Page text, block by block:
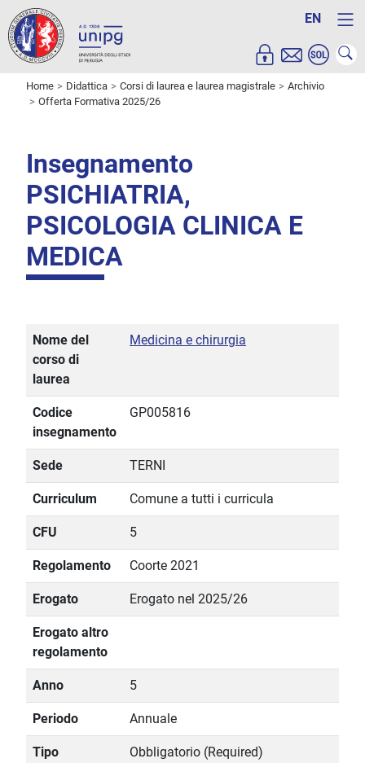
EN
Home Didattica Corsi di laurea e laurea magistrale
Archivio
Offerta Formativa 2025/26
Insegnamento
PSICHIATRIA,
PSICOLOGIA CLINICA E
MEDICA
Nome del
corso di
laurea
Medicina e chirurgia
Codice
insegnamento
GP005816
Sede TERNI
Curriculum Comune a tutti i curricula
CFU 5
Regolamento Coorte 2021
Erogato Erogato nel 2025/26
Erogato altro
regolamento
Anno 5
Periodo Annuale
Tipo
Obbligatorio (Required)